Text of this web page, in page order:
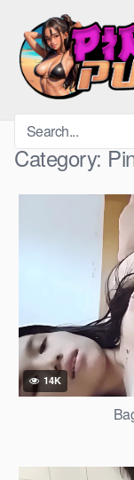
content
Category:
14K